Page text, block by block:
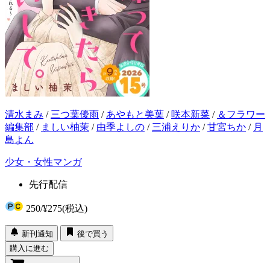
清水まみ / 三つ葉優雨 / あやもと美葉 / 咲本新菜 / ＆フラワー
編集部 / ましい柚茉 / 由季よしの / 三浦えりか /甘宮ちか / 月
島よん
少女・女性マンガ
先行配信
250/¥275(税込)
新刊通知
後で買う
購入に進む